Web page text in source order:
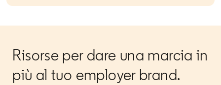
Risorse per dare una marcia in
più al tuo employer brand.